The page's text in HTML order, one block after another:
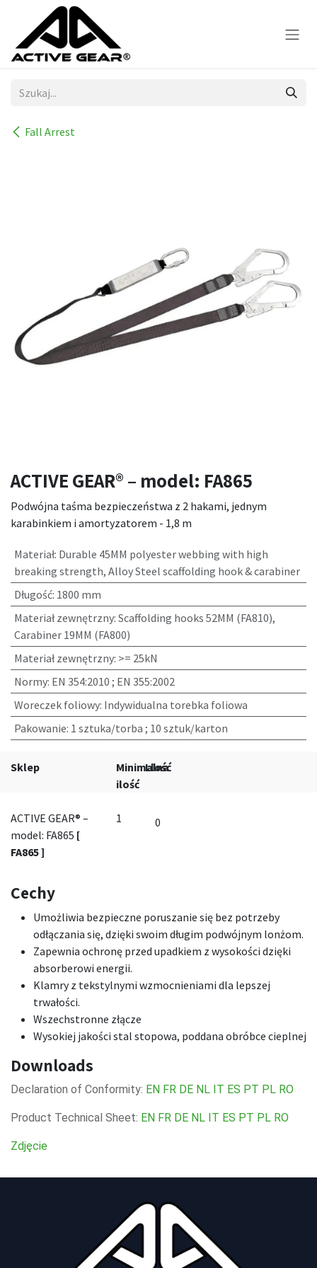
Skip to Content
Fall Arrest
ACTIVE GEAR® – model: FA865
Podwójna taśma bezpieczeństwa z 2 hakami, jednym
karabinkiem i amortyzatorem - 1,8 m
Materiał: Durable 45MM polyester webbing with high
breaking strength, Alloy Steel scaffolding hook & carabiner
Długość: 1800 mm
Materiał zewnętrzny: Scaffolding hooks 52MM (FA810),
Carabiner 19MM (FA800)
Materiał zewnętrzny: >= 25kN
Normy: EN 354:2010 ; EN 355:2002
Woreczek foliowy: Indywidualna torebka foliowa
Pakowanie: 1 sztuka/torba ; 10 sztuk/karton
Sklep
Minimalna
ilość
Llość
ACTIVE GEAR® –
model: FA865 [
FA865 ]
1
Cechy
Umożliwia bezpieczne poruszanie się bez potrzeby
odłączania się, dzięki swoim długim podwójnym lonżom.
Zapewnia ochronę przed upadkiem z wysokości dzięki
absorberowi energii.
Klamry z tekstylnymi wzmocnieniami dla lepszej
trwałości.
Wszechstronne złącze
Wysokiej jakości stal stopowa, poddana obróbce cieplnej
Downloads
Declaration of Conformity: EN FR DE NL IT ES PT PL RO
Product Technical Sheet: EN FR DE NL IT ES PT PL RO
Zdjęcie